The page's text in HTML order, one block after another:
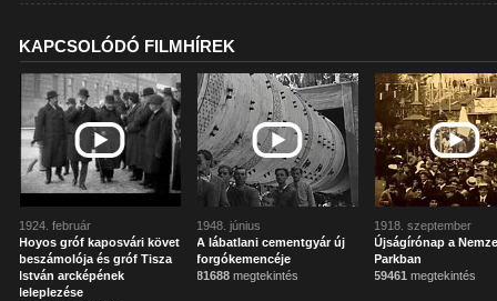
KAPCSOLÓDÓ FILMHÍREK
1924. február
Hoyos gróf kaposvári követ
beszámolója és gróf Tisza
István arcképének
leleplezése
1948. június
A lábatlani cementgyár új
forgókemencéje
81688 megtekintés
1918. szeptember
Újságírónap a
Parkban
59461 megtekintés